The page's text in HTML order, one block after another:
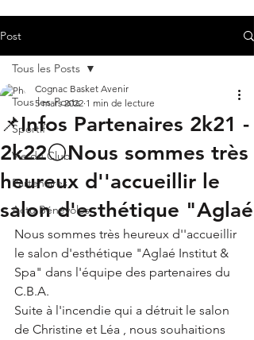
Post
Tous les Posts
Sportif
Vie du Club
Partenaires
Actu Bénévoles
Tous les Posts
📌Infos Partenaires 2k21 -
2k22⚪Nous sommes très
heureux d''accueillir le
salon d'esthétique "Aglaé
Cognac Basket Avenir
5 mars 2022 1 min de lecture
Nous sommes très heureux d''accueillir
le salon d'esthétique "Aglaé Institut &
Spa" dans l'équipe des partenaires du
C.B.A.
Suite à l'incendie qui a détruit le salon
de Christine et Léa , nous souhaitions